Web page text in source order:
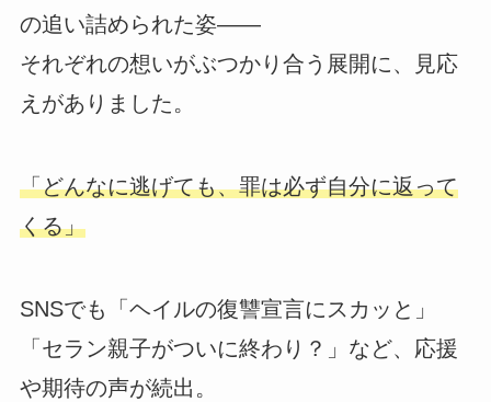
の追い詰められた姿――
それぞれの想いがぶつかり合う展開に、見応
えがありました。
「どんなに逃げても、罪は必ず自分に返って
くる」
SNSでも「ヘイルの復讐宣言にスカッと」
「セラン親子がついに終わり？」など、応援
や期待の声が続出。